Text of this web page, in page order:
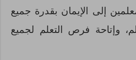
إلى الإيمان بقدرة جميع
وإتاحة فرص التعلم لجميع